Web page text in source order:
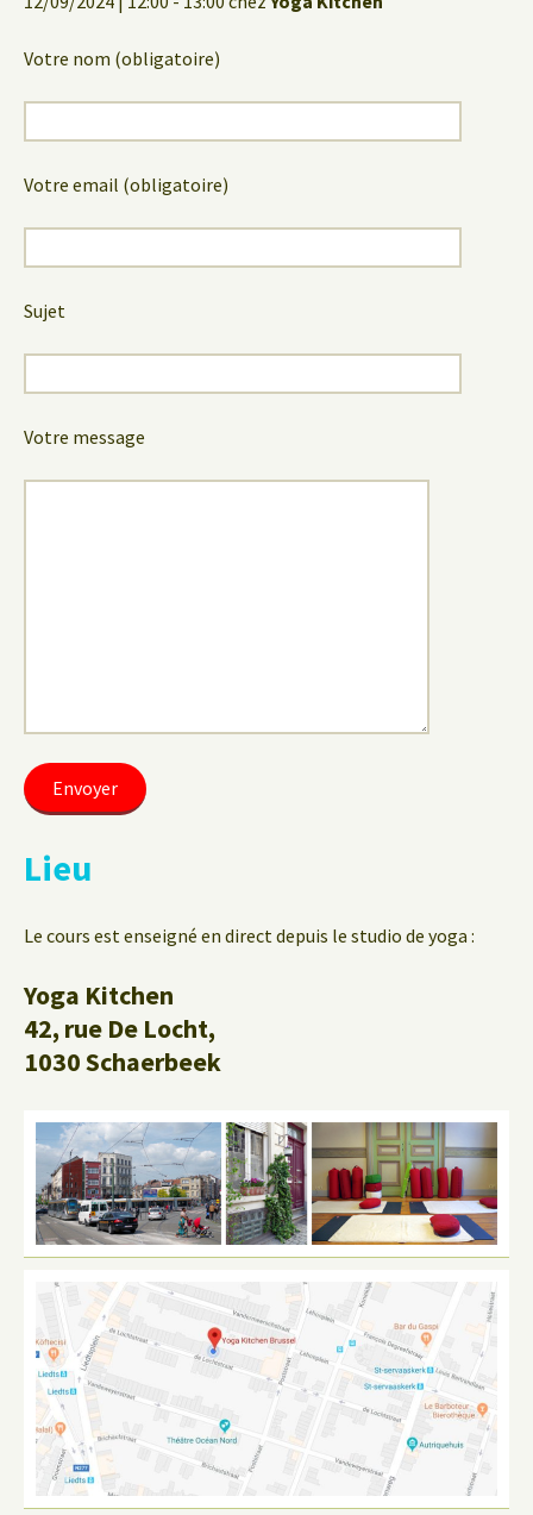
Votre nom (obligatoire)
Votre email (obligatoire)
Sujet
Votre message
Lieu
Le cours est enseigné en direct depuis le studio de yoga :
Yoga Kitchen
42, rue De Locht,
1030 Schaerbeek